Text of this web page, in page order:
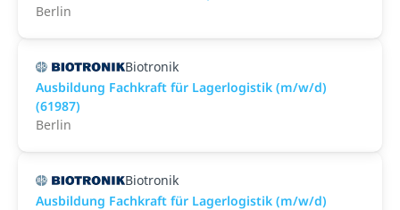
Berlin
Biotronik
Ausbildung Fachkraft für Lagerlogistik (m/w/d)
(61987)
Berlin
Biotronik
Ausbildung Fachkraft für Lagerlogistik (m/w/d)